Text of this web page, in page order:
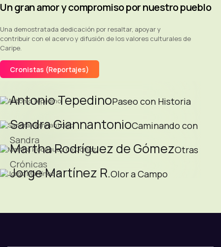
Un gran amor y compromiso por nuestro pueblo
Una demostratada dedicación por resaltar, apoyar y
contribuir con el acervo y difusión de los valores culturales de
Caripe.
Cronistas (Reportajes)
Antonio TepedinoPaseo con Historia
Sandra GiannantonioCaminando con
Sandra
Martha Rodríguez de GómezOtras
Crónicas
Jorge Martínez R.Olor a Campo